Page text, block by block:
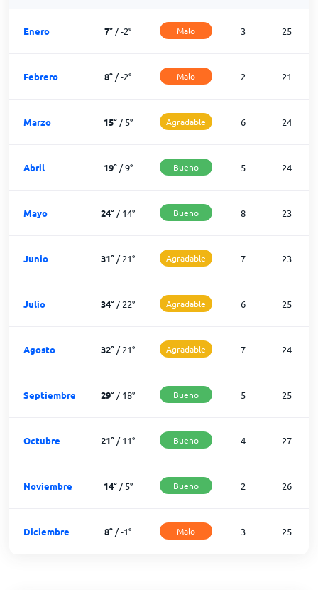
Enero 7° /-2° Malo 3 25
Febrero 8° /-2° Malo 2 21
Marzo 15°/5° Agradable 6 24
Abril 19°/9° Bueno 5 24
Mayo 24° /14° Bueno 8 23
Junio 31° /21° Agradable 7 23
Julio 34° /22° Agradable 6 25
Agosto 32° /21° Agradable 7 24
Septiembre 29° /18° Bueno 5 25
Octubre 21° /11° Bueno 4 27
Noviembre 14°/5° Bueno 2 26
Diciembre 8° /-1° Malo 3 25